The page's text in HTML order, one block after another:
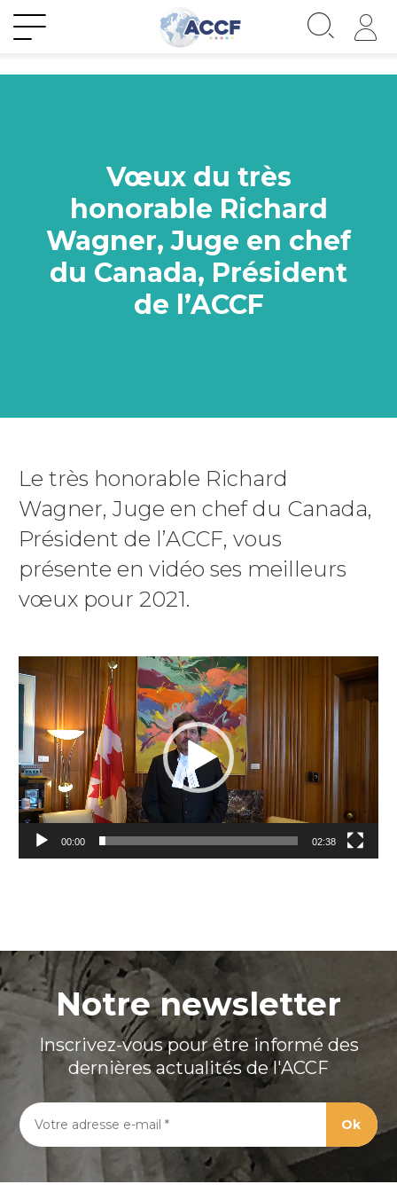
Vœux du très
honorable Richard
Wagner, Juge en chef
du Canada, Président
de l’ACCF
Le très honorable Richard
Wagner, Juge en chef du Canada,
Président de l’ACCF, vous
présente en vidéo ses meilleurs
vœux pour 2021.
Lecteur
vidéo
00:00 02:38
Notre newsletter
Inscrivez-vous pour être informé des
dernières actualités de l'ACCF